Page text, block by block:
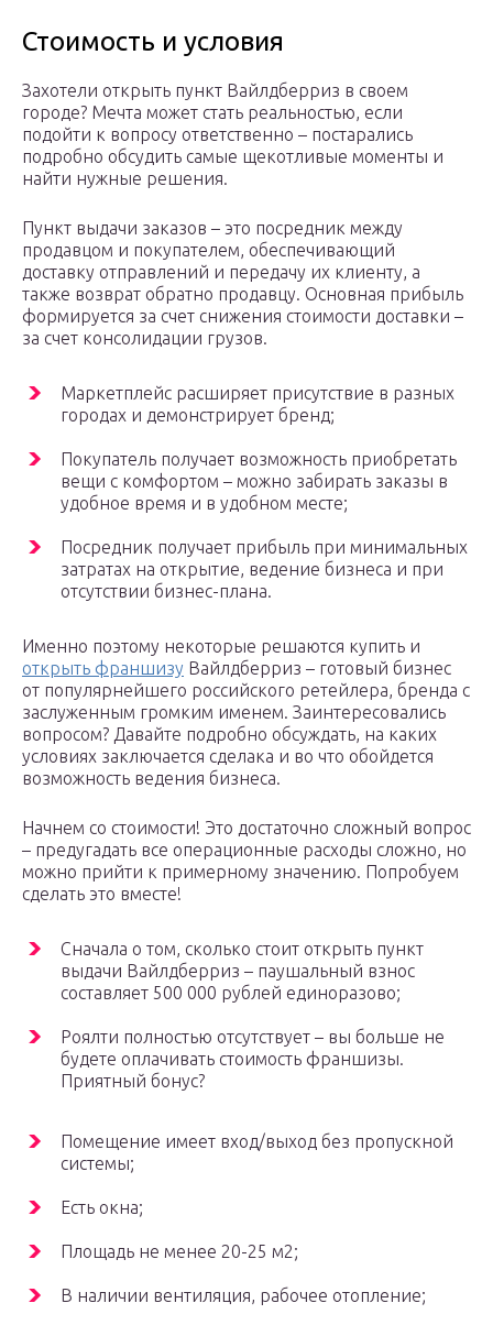
Стоимость и условия
Захотели открыть пункт Вайлдберриз в своем
городе? Мечта может стать реальностью, если
подойти к вопросу ответственно – постарались
подробно обсудить самые щекотливые моменты и
найти нужные решения.
Пункт выдачи заказов – это посредник между
продавцом и покупателем, обеспечивающий
доставку отправлений и передачу их клиенту, а
также возврат обратно продавцу. Основная прибыль
формируется за счет снижения стоимости доставки –
за счет консолидации грузов.
Маркетплейс расширяет присутствие в разных
городах и демонстрирует бренд;
Покупатель получает возможность приобретать
вещи с комфортом – можно забирать заказы в
удобное время и в удобном месте;
Посредник получает прибыль при минимальных
затратах на открытие, ведение бизнеса и при
отсутствии бизнес-плана.
Именно поэтому некоторые решаются купить и
открыть франшизу Вайлдберриз – готовый бизнес
от популярнейшего российского ретейлера, бренда с
заслуженным громким именем. Заинтересовались
вопросом? Давайте подробно обсуждать, на каких
условиях заключается сделака и во что обойдется
возможность ведения бизнеса.
Начнем со стоимости! Это достаточно сложный вопрос
– предугадать все операционные расходы сложно, но
можно прийти к примерному значению. Попробуем
сделать это вместе!
Сначала о том, сколько стоит открыть пункт
выдачи Вайлдберриз – паушальный взнос
составляет 500 000 рублей единоразово;
Роялти полностью отсутствует – вы больше не
будете оплачивать стоимость франшизы.
Приятный бонус?
Помещение имеет вход/выход без пропускной
системы;
Есть окна;
Площадь не менее 20-25 м2;
В наличии вентиляция, рабочее отопление;